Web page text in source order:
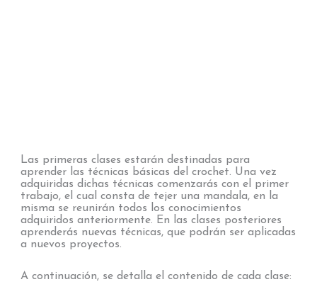
Las primeras clases estarán destinadas para
aprender las técnicas básicas del crochet. Una vez
adquiridas dichas técnicas comenzarás con el primer
trabajo, el cual consta de tejer una mandala, en la
misma se reunirán todos los conocimientos
adquiridos anteriormente. En las clases posteriores
aprenderás nuevas técnicas, que podrán ser aplicadas
a nuevos proyectos.
A continuación, se detalla el contenido de cada clase: